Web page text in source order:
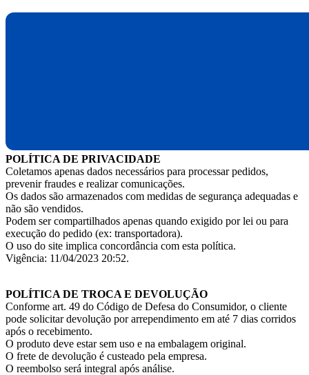
POLÍTICA DE PRIVACIDADE
Coletamos apenas dados necessários para processar pedidos,
prevenir fraudes e realizar comunicações.
Os dados são armazenados com medidas de segurança adequadas e
não são vendidos.
Podem ser compartilhados apenas quando exigido por lei ou para
execução do pedido (ex: transportadora).
O uso do site implica concordância com esta política.
Vigência: 11/04/2023 20:52.
POLÍTICA DE TROCA E DEVOLUÇÃO
Conforme art. 49 do Código de Defesa do Consumidor, o cliente
pode solicitar devolução por arrependimento em até 7 dias corridos
após o recebimento.
O produto deve estar sem uso e na embalagem original.
O frete de devolução é custeado pela empresa.
O reembolso será integral após análise.